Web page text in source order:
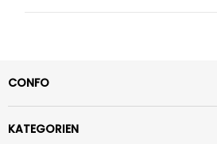
CONFO
KATEGORIEN